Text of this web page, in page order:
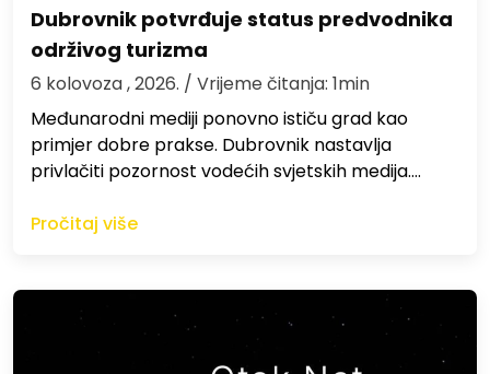
Dubrovnik potvrđuje status predvodnika
održivog turizma
6 kolovoza , 2026. / Vrijeme čitanja: 1min
Međunarodni mediji ponovno ističu grad kao
primjer dobre prakse. Dubrovnik nastavlja
privlačiti pozornost vodećih svjetskih medija.…
Pročitaj više